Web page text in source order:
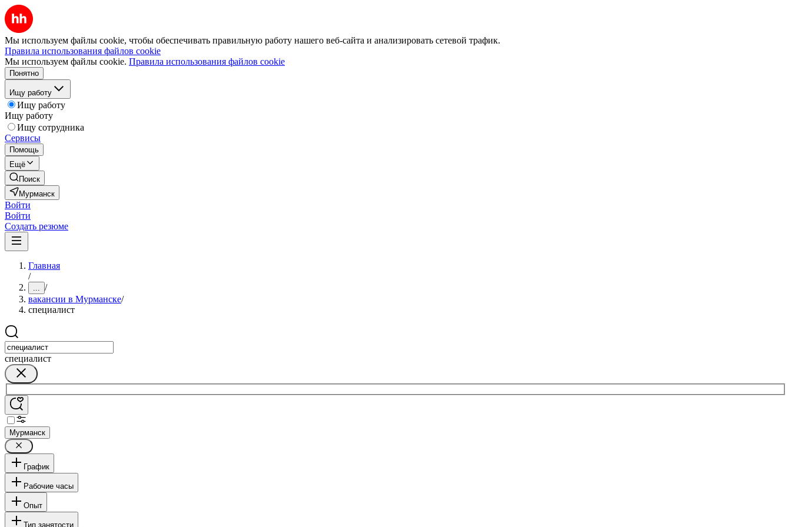
Мы используем файлы cookie, чтобы обеспечивать правильную работу нашего веб-сайта и анализировать сетевой трафик.
Правила использования файлов cookie
Мы используем файлы cookie. Правила использования файлов cookie
Понятно
Ищу работу
Ищу работу
Ищу работу
Ищу сотрудника
Сервисы
Помощь
Ещё
Поиск
Мурманск
Войти
Войти
Создать резюме
Главная
/
... /
вакансии в Мурманске/
специалист
специалист
Мурманск
График
Рабочие часы
Опыт
Тип занятости